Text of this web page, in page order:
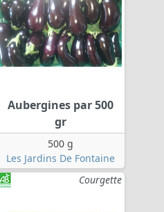
Aubergines par 500
gr
500 g
Les Jardins De Fontaine
Courgette